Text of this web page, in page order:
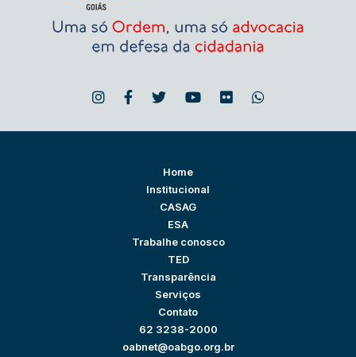
Home
Institucional
CASAG
ESA
Trabalhe conosco
TED
Transparência
Serviços
Contato
62 3238-2000
oabnet@oabgo.org.br